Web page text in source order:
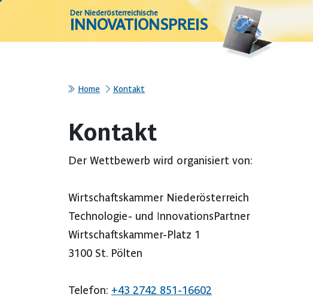
Der Niederösterreichische
INNOVATIONSPREIS
Home Kontakt
Kontakt
Der Wettbewerb wird organisiert von:
Wirtschaftskammer Niederösterreich
Technologie- und InnovationsPartner
Wirtschaftskammer-Platz 1
3100 St. Pölten
Telefon: +43 2742 851-16602